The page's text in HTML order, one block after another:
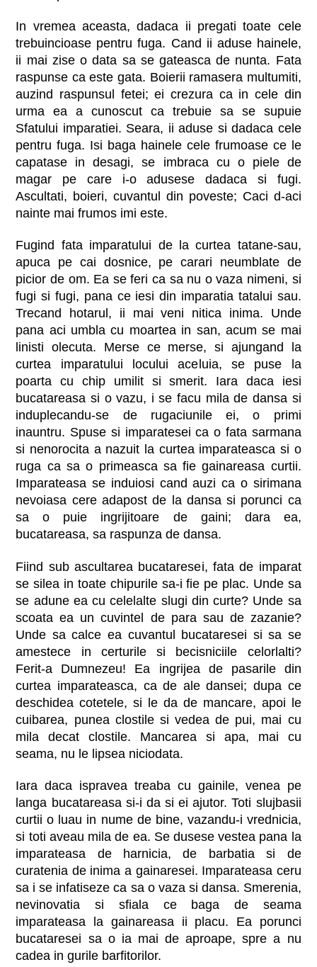
In vremea aceasta, dadaca ii pregati toate cele
trebuincioase pentru fuga. Cand ii aduse hainele,
ii mai zise o data sa se gateasca de nunta. Fata
raspunse ca este gata. Boierii ramasera multumiti,
auzind raspunsul fetei; ei crezura ca in cele din
urma ea a cunoscut ca trebuie sa se supuie
Sfatului imparatiei. Seara, ii aduse si dadaca cele
pentru fuga. Isi baga hainele cele frumoase ce le
capatase in desagi, se imbraca cu o piele de
magar pe care i-o adusese dadaca si fugi.
Ascultati, boieri, cuvantul din poveste; Caci d-aci
nainte mai frumos imi este.
Fugind fata imparatului de la curtea tatane-sau,
apuca pe cai dosnice, pe carari neumblate de
picior de om. Ea se feri ca sa nu o vaza nimeni, si
fugi si fugi, pana ce iesi din imparatia tatalui sau.
Trecand hotarul, ii mai veni nitica inima. Unde
pana aci umbla cu moartea in san, acum se mai
linisti olecuta. Merse ce merse, si ajungand la
curtea imparatului locului aceluia, se puse la
poarta cu chip umilit si smerit. Iara daca iesi
bucatareasa si o vazu, i se facu mila de dansa si
induplecandu-se de rugaciunile ei, o primi
inauntru. Spuse si imparatesei ca o fata sarmana
si nenorocita a nazuit la curtea imparateasca si o
ruga ca sa o primeasca sa fie gainareasa curtii.
Imparateasa se induiosi cand auzi ca o sirimana
nevoiasa cere adapost de la dansa si porunci ca
sa o puie ingrijitoare de gaini; dara ea,
bucatareasa, sa raspunza de dansa.
Fiind sub ascultarea bucataresei, fata de imparat
se silea in toate chipurile sa-i fie pe plac. Unde sa
se adune ea cu celelalte slugi din curte? Unde sa
scoata ea un cuvintel de para sau de zazanie?
Unde sa calce ea cuvantul bucataresei si sa se
amestece in certurile si becisniciile celorlalti?
Ferit-a Dumnezeu! Ea ingrijea de pasarile din
curtea imparateasca, ca de ale dansei; dupa ce
deschidea cotetele, si le da de mancare, apoi le
cuibarea, punea clostile si vedea de pui, mai cu
mila decat clostile. Mancarea si apa, mai cu
seama, nu le lipsea niciodata.
Iara daca ispravea treaba cu gainile, venea pe
langa bucatareasa si-i da si ei ajutor. Toti slujbasii
curtii o luau in nume de bine, vazandu-i vrednicia,
si toti aveau mila de ea. Se dusese vestea pana la
imparateasa de harnicia, de barbatia si de
curatenia de inima a gainaresei. Imparateasa ceru
sa i se infatiseze ca sa o vaza si dansa. Smerenia,
nevinovatia si sfiala ce baga de seama
imparateasa la gainareasa ii placu. Ea porunci
bucataresei sa o ia mai de aproape, spre a nu
cadea in gurile barfitorilor.